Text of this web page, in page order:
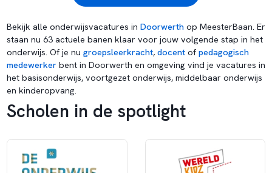
Bekijk alle onderwijsvacatures in Doorwerthop MeesterBaan. Er
staan nu 63 actuele banen klaar voor jouw volgende stap in het
onderwijs. Of je nu groepsleerkracht, docentof pedagogisch
medewerkerbent in Doorwerth en omgeving vind je vacatures in
het basisonderwijs, voortgezet onderwijs, middelbaar onderwijs
en kinderopvang.
Scholen in de spotlight